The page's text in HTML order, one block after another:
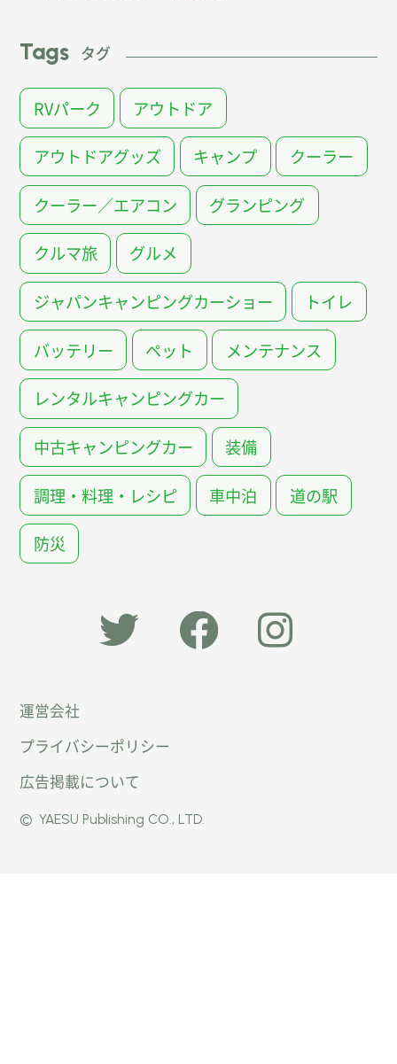
Tags タグ
RVパーク アウトドア
アウトドアグッズ キャンプ クーラー
クーラー／エアコン グランピング
クルマ旅 グルメ
ジャパンキャンピングカーショー トイレ
バッテリー ペット メンテナンス
レンタルキャンピングカー
中古キャンピングカー 装備
調理・料理・レシピ 車中泊 道の駅
防災
ン
パー」
公式 Faceb
運営会社
プライバシーポリシー
広告掲載について
© YAESU Publishing CO., LTD.